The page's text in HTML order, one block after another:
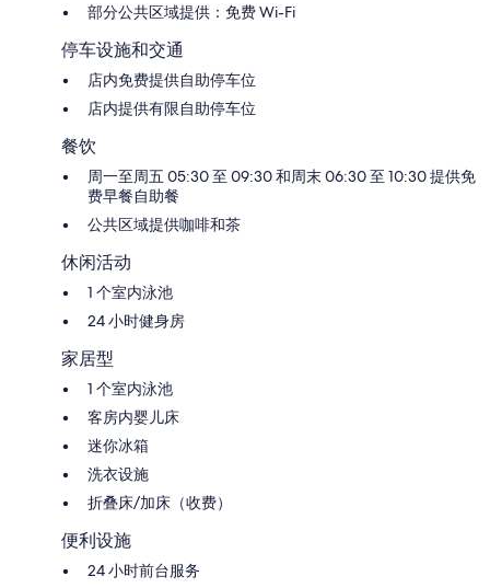
部分公共区域提供：免费 Wi-Fi
停车设施和交通
店内免费提供自助停车位
店内提供有限自助停车位
餐饮
周一至周五 05:30 至 09:30 和周末 06:30 至 10:30 提供免
费早餐自助餐
公共区域提供咖啡和茶
休闲活动
1 个室内泳池
24 小时健身房
家居型
1 个室内泳池
客房内婴儿床
迷你冰箱
洗衣设施
折叠床/加床（收费）
便利设施
24 小时前台服务